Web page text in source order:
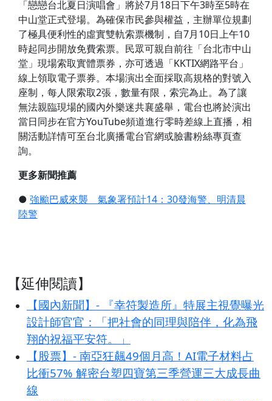
「戀戀台北夏日演唱會」將於7月18日下午3時至5時在
中山堂正式登場。為確保市民參與權益，主辦單位規劃
了極具便利性的虛實雙軌索票機制，自7月10日上午10
時起同步開放免費索票。民眾可親自前往「台北市中山
堂」現場索取實體票券，亦可透過「KKTIX網路平台」
線上領取電子票券。本場演出全面採取高規格的對號入
座制，每人限索取2張，數量有限，索完為止。為了讓
無法親臨現場的國內外樂迷共襄盛舉，電台也將於演出
當日同步在官方YouTube頻道進行零時差線上直播，相
關活動詳情可至台北廣播電台官網或臉書粉絲專頁查
詢。
更多新聞推薦
● 強颱巴威來襲 氣象署預計14：30發海警、明清晨
陸警
【延伸閱讀】
【國內新聞】- 『幸符製造所』特展主視覺曝光
設計師官官：「把社會的同理與陪伴，化為飛
翔的祝福平安符。」
【股票】- 南亞狂飆49個月高！AI電子材料占
比衝57% 解密台塑四寶第三季營運三大成長曲
線